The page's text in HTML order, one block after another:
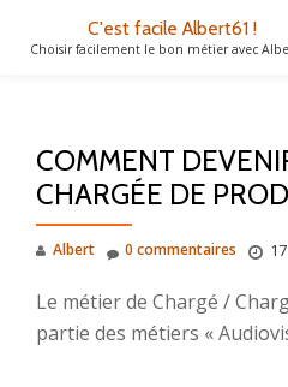
C'est facile Albert61 !
Choisir facilement le bon métier avec
COMMENT
CHARGÉE DE
Albert 0 commentaires
Le métier de Chargé /
partie des métiers «